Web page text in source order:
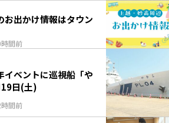
間前
お出かけ情報はタウン
間前
イベントに巡視船「や
港 9月19日(土)